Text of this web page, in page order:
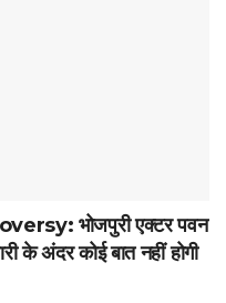
भोजपुरी एक्टर पवन
के अंदर कोई बात नहीं होगी